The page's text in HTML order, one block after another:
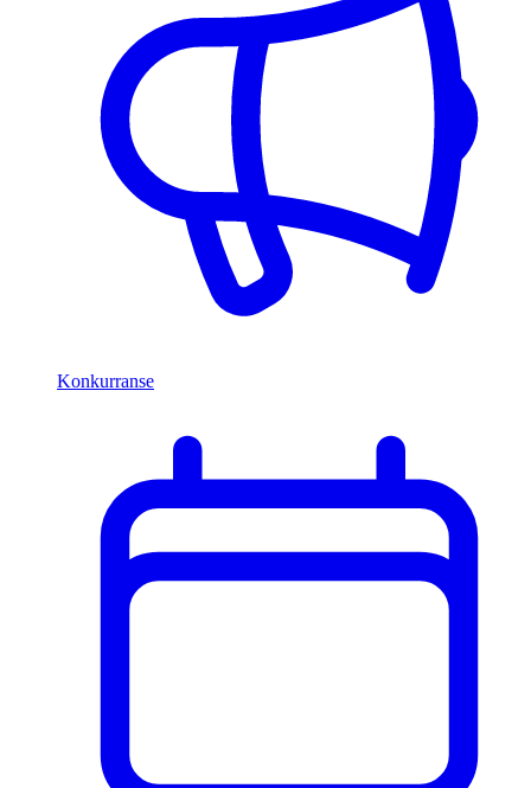
Konkurranse